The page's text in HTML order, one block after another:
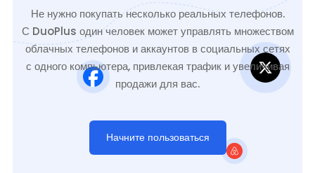
Не нужно покупать несколько реальных телефонов.
С DuoPlus один человек может управлять множеством
облачных телефонов и аккаунтов в социальных сетях
с одного компьютера, привлекая трафик и увеличивая
продажи для вас.
Начните пользоваться